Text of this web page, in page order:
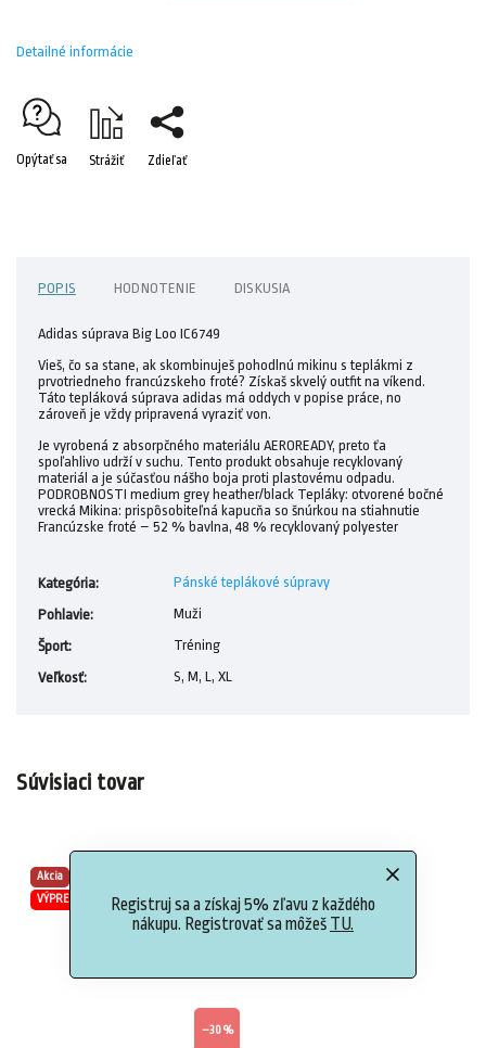
Registruj sa a získaj 5% zľavu z každého
nákupu. Registrovať sa môžeš TU.
Detailné informácie
Opýtať sa Strážiť Zdieľať
POPIS HODNOTENIE DISKUSIA
Adidas súprava Big Loo IC6749
Vieš, čo sa stane, ak skombinuješ pohodlnú mikinu s teplákmi z
prvotriedneho francúzskeho froté? Získaš skvelý outfit na víkend.
Táto tepláková súprava adidas má oddych v popise práce, no
zároveň je vždy pripravená vyraziť von.
Je vyrobená z absorpčného materiálu AEROREADY, preto ťa
spoľahlivo udrží v suchu. Tento produkt obsahuje recyklovaný
materiál a je súčasťou nášho boja proti plastovému odpadu.
PODROBNOSTI medium grey heather/black Tepláky: otvorené bočné
vrecká Mikina: prispôsobiteľná kapucňa so šnúrkou na stiahnutie
Francúzske froté – 52 % bavlna, 48 % recyklovaný polyester
Kategória:
Pánské teplákové súpravy
Pohlavie:
Muži
Šport:
Tréning
Veľkosť: S, M, L, XL
Súvisiaci tovar
Akcia
VÝPREDAJ
–30 %